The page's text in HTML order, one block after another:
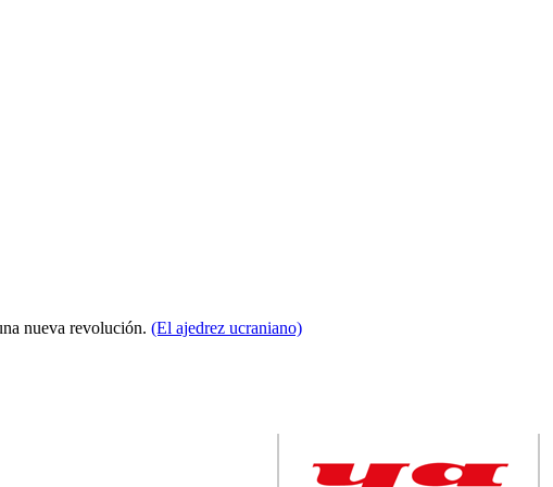
nueva revolución. (El ajedrez ucraniano)